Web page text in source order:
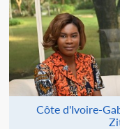
Côte d'Ivoire-